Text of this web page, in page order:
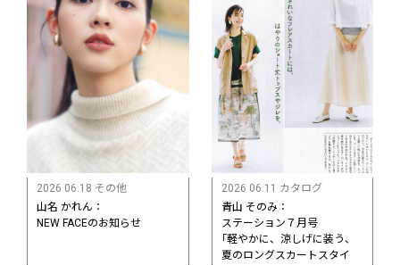
2026 06.18 その他
山名 かれん：
NEW FACEのお知らせ
2026 06.11 カタログ
青山 そのみ：
ステーション７月号
｢軽やかに、涼しげに装う、
夏のロングスカートスタイ